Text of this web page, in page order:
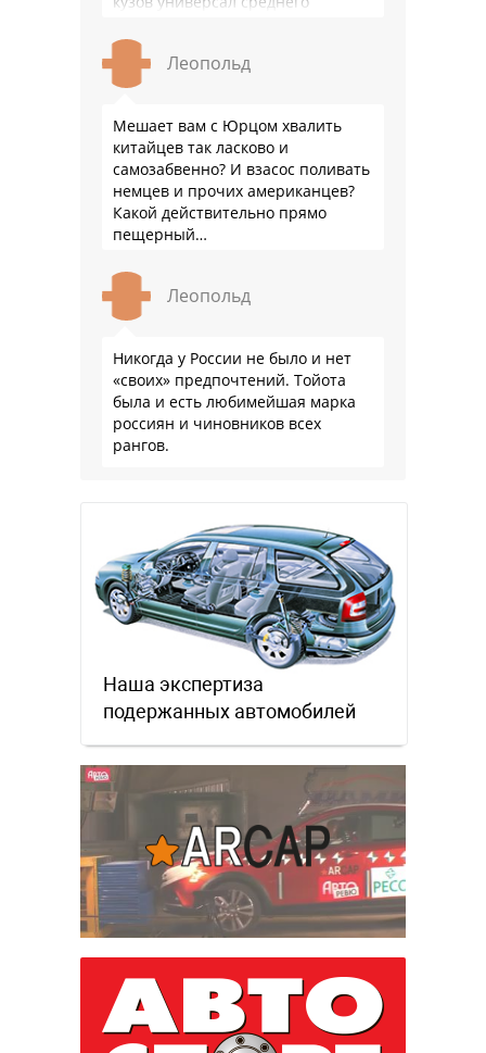
быть уверенным, что она меня
везде довезет и …
Леопольд
Мешает вам с Юрцом хвалить
китайцев так ласково и
самозабвенно? И взасос поливать
немцев и прочих американцев?
Какой действительно прямо
пещерный…
Леопольд
Никогда у России не было и нет
«своих» предпочтений. Тойота
была и есть любимейшая марка
россиян и чиновников всех
рангов.
Наша экспертиза
подержанных автомобилей